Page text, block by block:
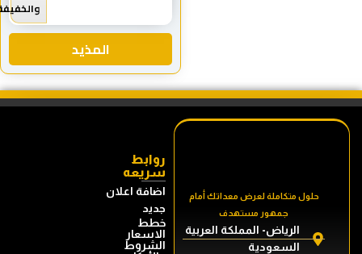
المذيد
والخفيفة
حلول متكاملة لعرض معداتك أمام
جمهور مستهدف
الرياض- المملكة العربية
السعودية
روابط
سريعه
اضافة اعلان
جديد
خطط
الاسعار
الشروط